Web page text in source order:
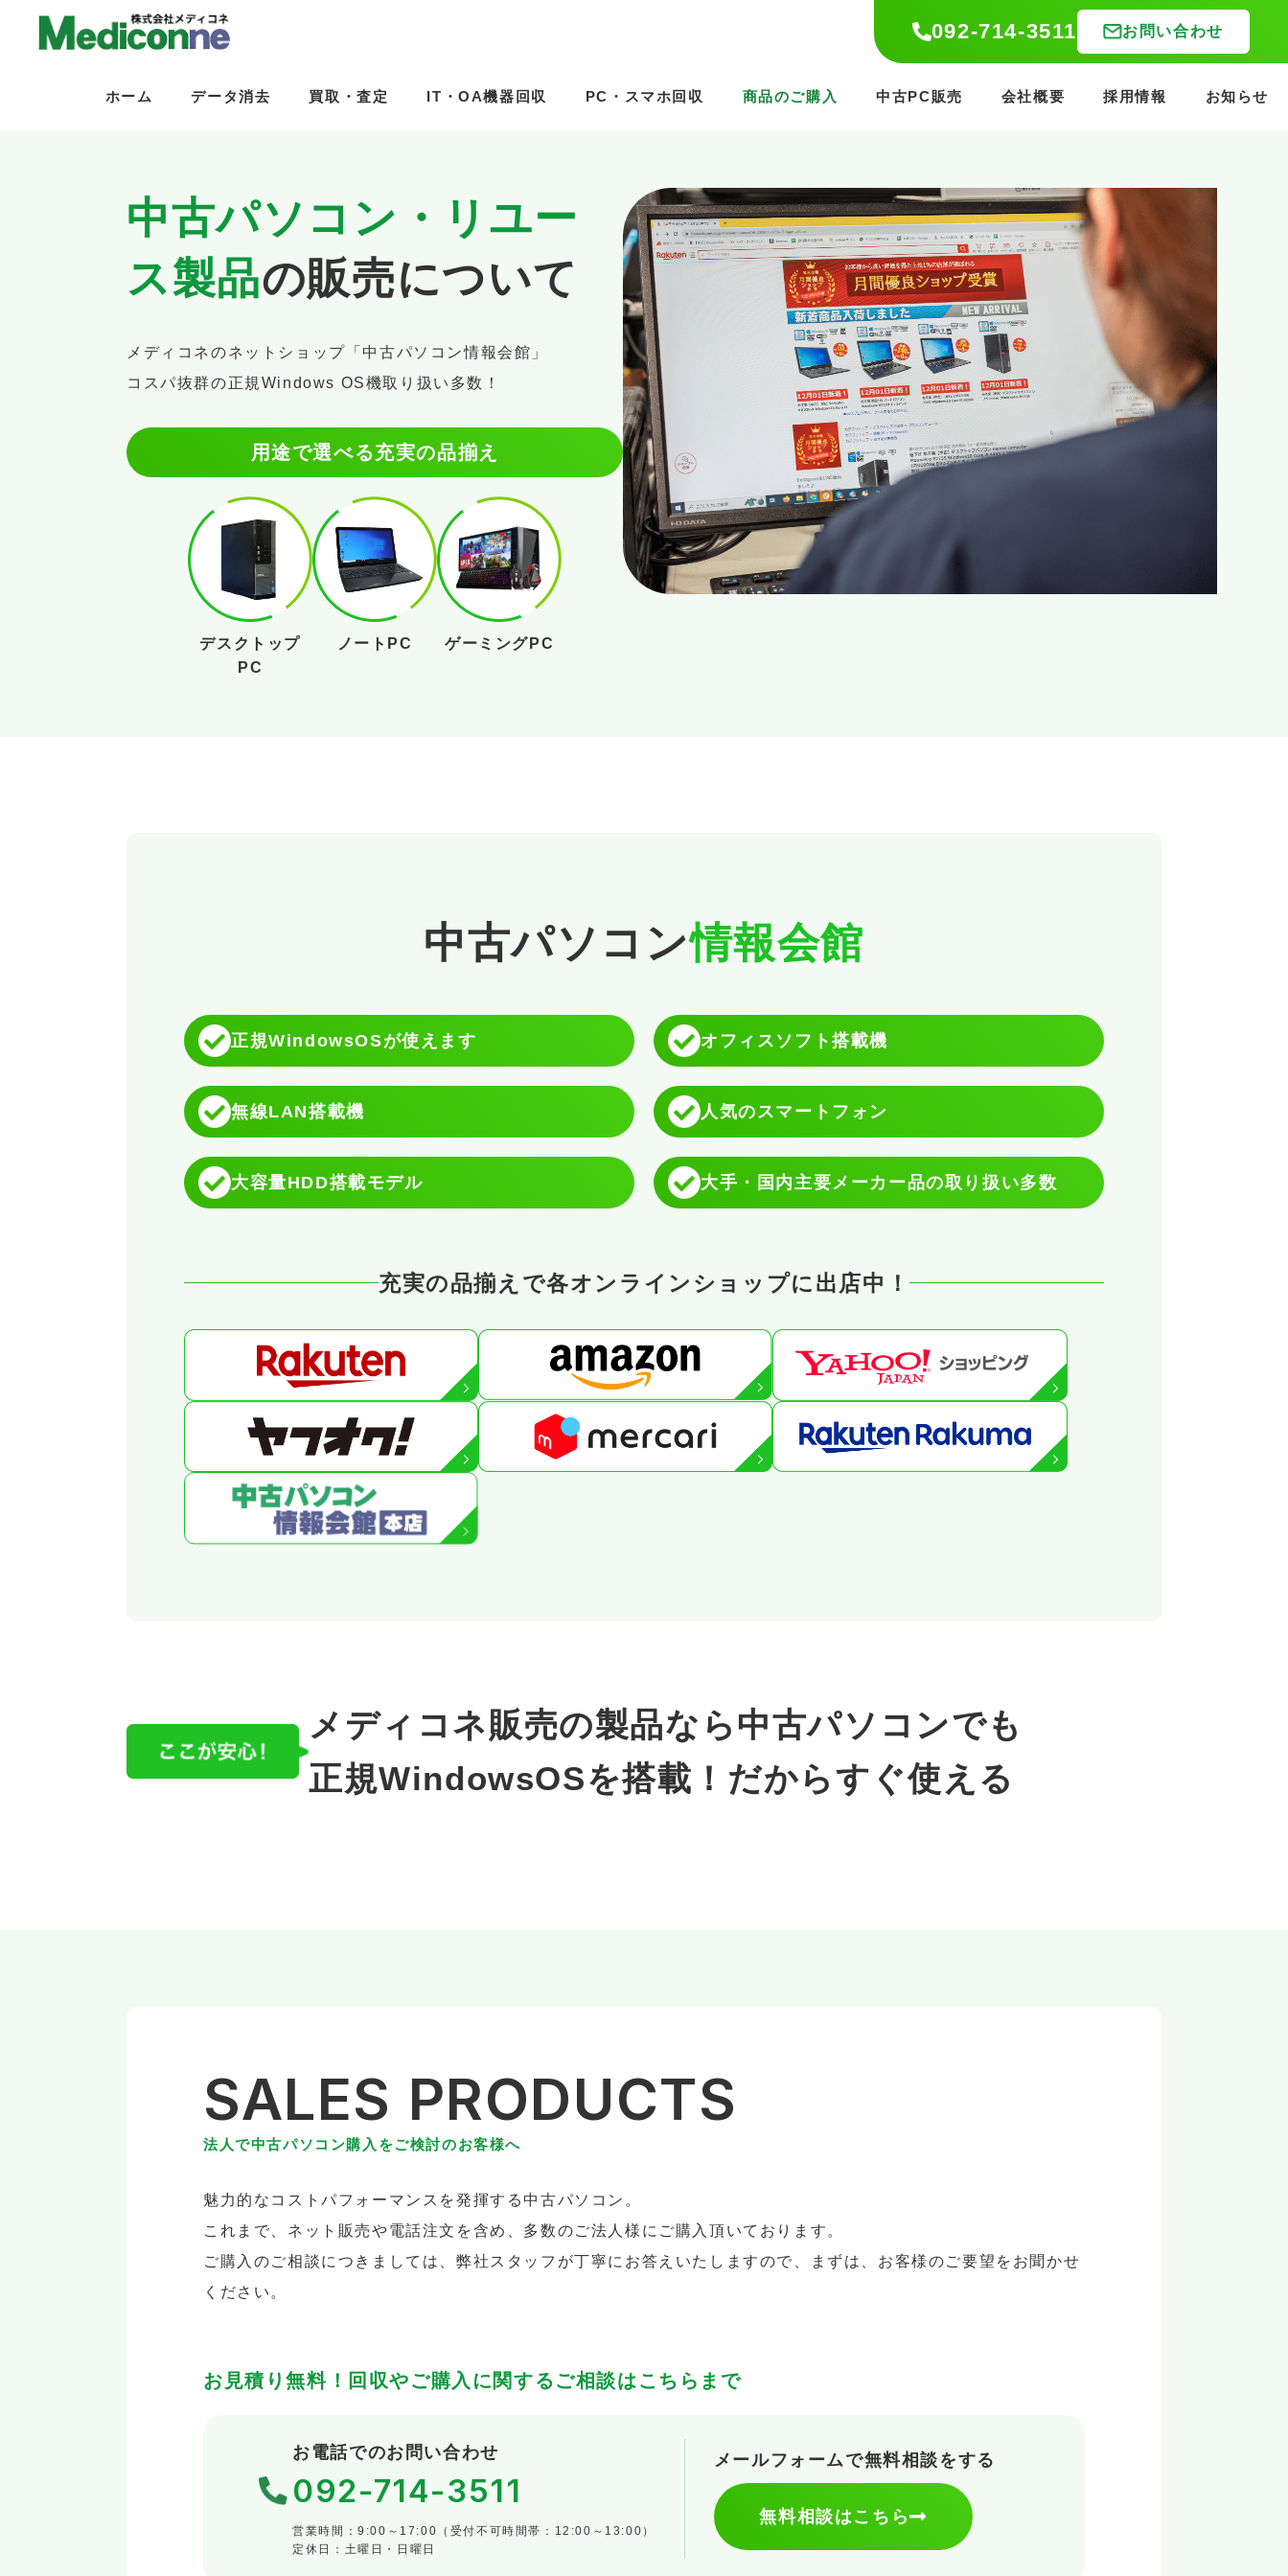
092-714-3511 お問い合わせ
ホーム データ消去 買取・査定 IT・OA機器回収 PC・スマホ回収 商品のご購入 中古PC販売 会社概要 採用情報 お知らせ
中古パソコン・リユー
ス製品の販売について
メディコネのネットショップ「中古パソコン情報会館」
コスパ抜群の正規Windows OS機取り扱い多数！
用途で選べる充実の品揃え
デスクトップ
PC
ノートPC ゲーミングPC
中古パソコン情報会館
正規WindowsOSが使えます オフィスソフト搭載機
無線LAN搭載機 人気のスマートフォン
大容量HDD搭載モデル 大手・国内主要メーカー品の取り扱い多数
充実の品揃えで各オンラインショップに出店中！
メディコネ販売の製品なら中古パソコンでも
正規WindowsOSを搭載！だからすぐ使える
SALES PRODUCTS
法人で中古パソコン購入をご検討のお客様へ
魅力的なコストパフォーマンスを発揮する中古パソコン。
これまで、ネット販売や電話注文を含め、多数のご法人様にご購入頂いております。
ご購入のご相談につきましては、弊社スタッフが丁寧にお答えいたしますので、まずは、お客様のご要望をお聞かせ
ください。
お見積り無料！回収やご購入に関するご相談はこちらまで
お電話でのお問い合わせ
092-714-3511
営業時間：9:00～17:00（受付不可時間帯：12:00～13:00）
定休日：土曜日・日曜日
メールフォームで無料相談をする
無料相談はこちら
092-714-3511 お問い合わせ
ホーム データ消去 買取・査定 IT・OA機器回収 PC・スマホ回収 商品のご購入 中古PC販売 会社概要 採用情報 お知らせ